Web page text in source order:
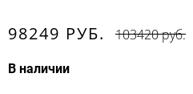
98249 РУБ. 103420 руб.
В наличии